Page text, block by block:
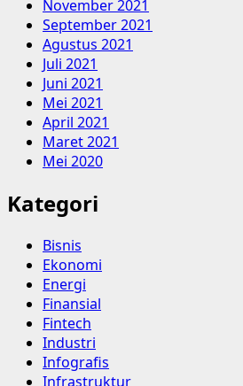
November 2021
September 2021
Agustus 2021
Juli 2021
Juni 2021
Mei 2021
April 2021
Maret 2021
Mei 2020
Kategori
Bisnis
Ekonomi
Energi
Finansial
Fintech
Industri
Infografis
Infrastruktur